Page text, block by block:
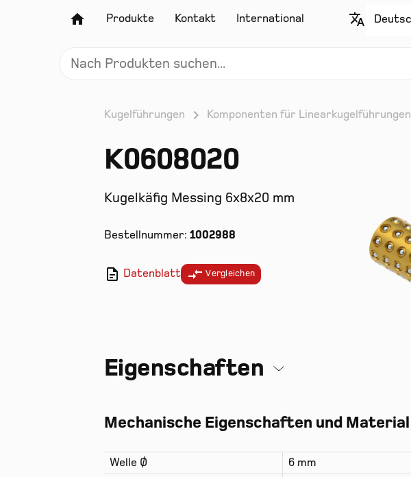
Produkte Kontakt International
Kugelführungen Komponenten für Linearkugelführungen
K0608020
Kugelkäfig Messing 6x8x20 mm
Bestellnummer: 1002988
Datenblatt Vergleichen
Eigenschaften
Mechanische Eigenschaften und Material
Welle Ø
6 mm